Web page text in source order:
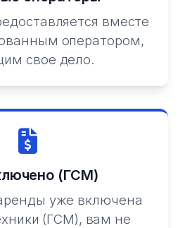
вместе
оператором,
свое дело.
(ГСМ)
уже включена
(ГСМ), вам не